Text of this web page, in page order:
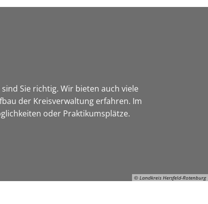
© Landkreis Hersfeld-Rotenburg
Sie richtig. Wir bieten auch viele
der Kreisverwaltung erfahren. Im
oder Praktikumsplätze.